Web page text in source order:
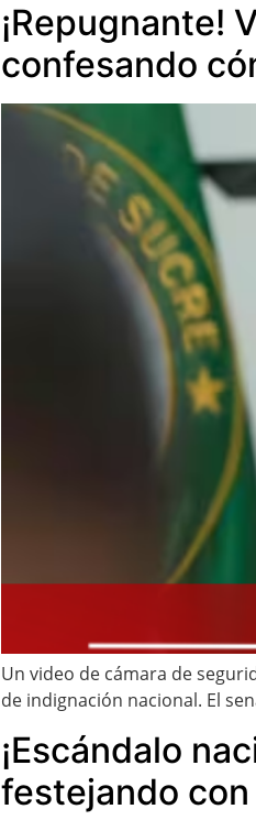
¡Repugnante!
confesando
Un video de cámara de
de indignación nacional. El
¡Escándalo
festejando